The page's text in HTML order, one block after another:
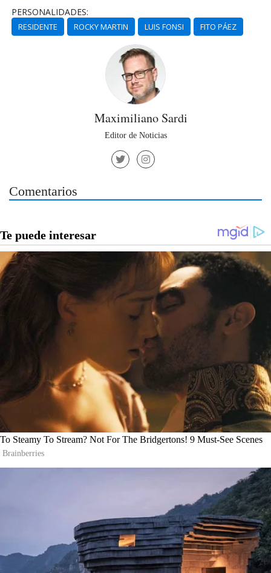
PERSONALIDADES:
RESIDENTE ROCKY MARTIN LUIS FONSI FITO PÁEZ
Maximiliano Sardi
Editor de Noticias
Comentarios